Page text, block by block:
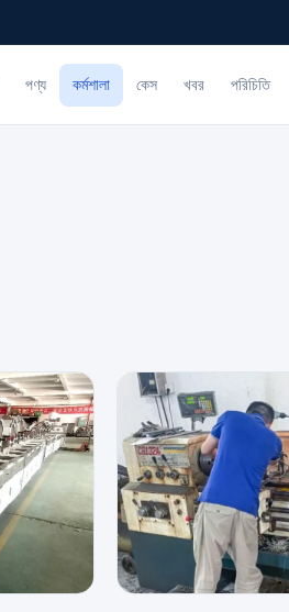
পণ্য কর্মশালা কেস খবর পরিচিতি